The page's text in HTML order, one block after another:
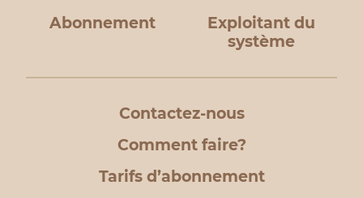
Abonnement
Exploitant du
système
Contactez-nous
Comment faire?
Tarifs d’abonnement